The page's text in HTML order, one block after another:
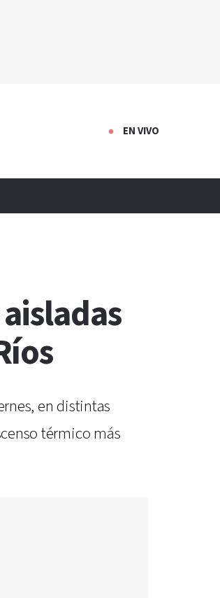
EN VIVO
en distintas
térmico más